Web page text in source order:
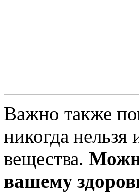
Важно также
никогда нельзя
вещества.
вашему